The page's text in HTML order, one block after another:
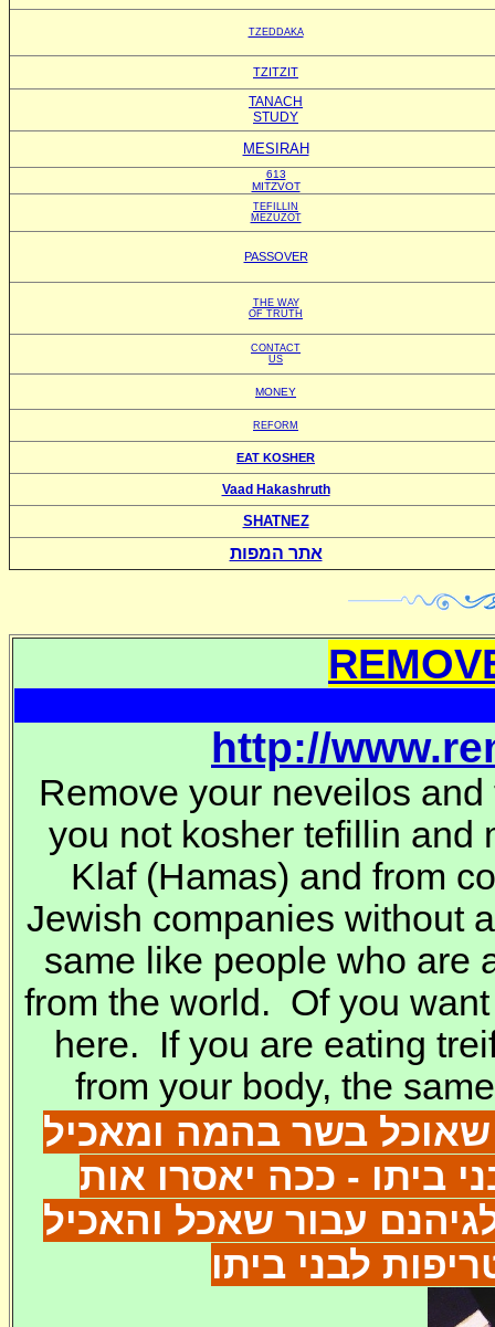
TZEDDAKA
TZITZIT
TANACH
STUDY
MESIRAH
613
MITZVOT
TEFILLIN
MEZUZOT
PASSOVER
THE WAY
OF TRUTH
CONTACT
US
MONEY
REFORM
EAT KOSHER
Vaad Hakashruth
SHATNEZ
אתר המפות
http://
Remove your neveilos
you not kosher tefillin and
Klaf (Hamas) and from
Jewish companies without
same like people who are
from the world. Of you
here. If you are eating
from your body, the
בשר בהמה ומאכיל
ביתו - ככה יאסרו אות
עבור שאכל והאכיל
לבני ביתו